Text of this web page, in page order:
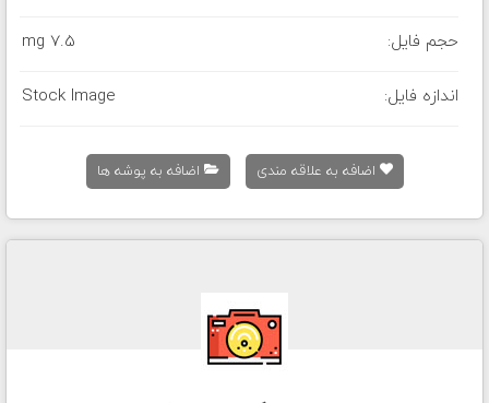
حجم فایل: 7.5 mg
اندازه فایل: Stock Image
اضافه به علاقه مندی اضافه به پوشه ها